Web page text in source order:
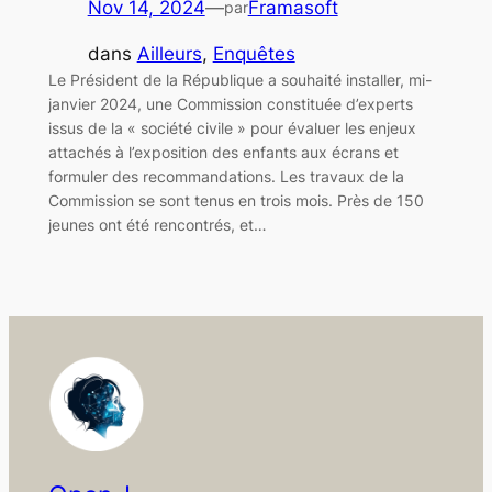
Nov 14, 2024—parFramasoft
dans Ailleurs, Enquêtes
Le Président de la République a souhaité installer, mi-
janvier 2024, une Commission constituée d’experts
issus de la « société civile » pour évaluer les enjeux
attachés à l’exposition des enfants aux écrans et
formuler des recommandations. Les travaux de la
Commission se sont tenus en trois mois. Près de 150
jeunes ont été rencontrés, et…